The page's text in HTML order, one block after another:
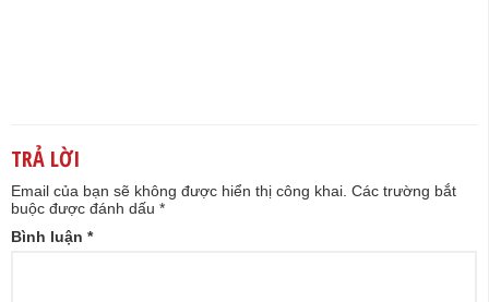
TRẢ LỜI
Email của bạn sẽ không được hiển thị công khai. Các trường bắt
buộc được đánh dấu *
Bình luận *